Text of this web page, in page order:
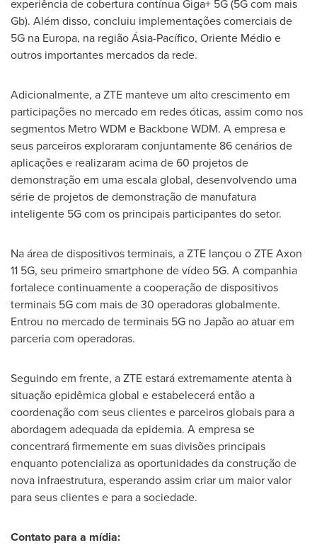
experiência de cobertura contínua Giga+ 5G (5G com mais
Gb). Além disso, concluiu implementações comerciais de
5G na Europa, na região Ásia-Pacífico, Oriente Médio e
outros importantes mercados da rede.
Adicionalmente, a ZTE manteve um alto crescimento em
participações no mercado em redes óticas, assim como nos
segmentos Metro WDM e Backbone WDM. A empresa e
seus parceiros exploraram conjuntamente 86 cenários de
aplicações e realizaram acima de 60 projetos de
demonstração em uma escala global, desenvolvendo uma
série de projetos de demonstração de manufatura
inteligente 5G com os principais participantes do setor.
Na área de dispositivos terminais, a ZTE lançou o ZTE Axon
11 5G, seu primeiro smartphone de vídeo 5G. A companhia
fortalece continuamente a cooperação de dispositivos
terminais 5G com mais de 30 operadoras globalmente.
Entrou no mercado de terminais 5G no Japão ao atuar em
parceria com operadoras.
Seguindo em frente, a ZTE estará extremamente atenta à
situação epidêmica global e estabelecerá então a
coordenação com seus clientes e parceiros globais para a
abordagem adequada da epidemia. A empresa se
concentrará firmemente em suas divisões principais
enquanto potencializa as oportunidades da construção de
nova infraestrutura, esperando assim criar um maior valor
para seus clientes e para a sociedade.
Contato para a mídia: